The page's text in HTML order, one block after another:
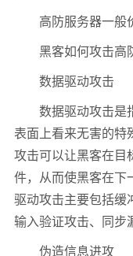
高防服务器一般
黑客如何攻击高防
数据驱动攻击
数据驱动攻击是指
表面上看来无害的特
攻击可以让黑客在目
件，从而使黑客在下
驱动攻击主要包括缓
输入验证攻击、同步
伪造信息进攻